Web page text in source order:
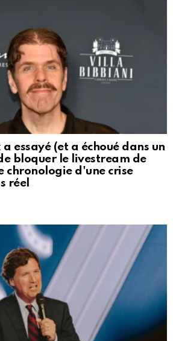
essayé (et a échoué dans un
bloquer le livestream de
chronologie d'une crise
réel